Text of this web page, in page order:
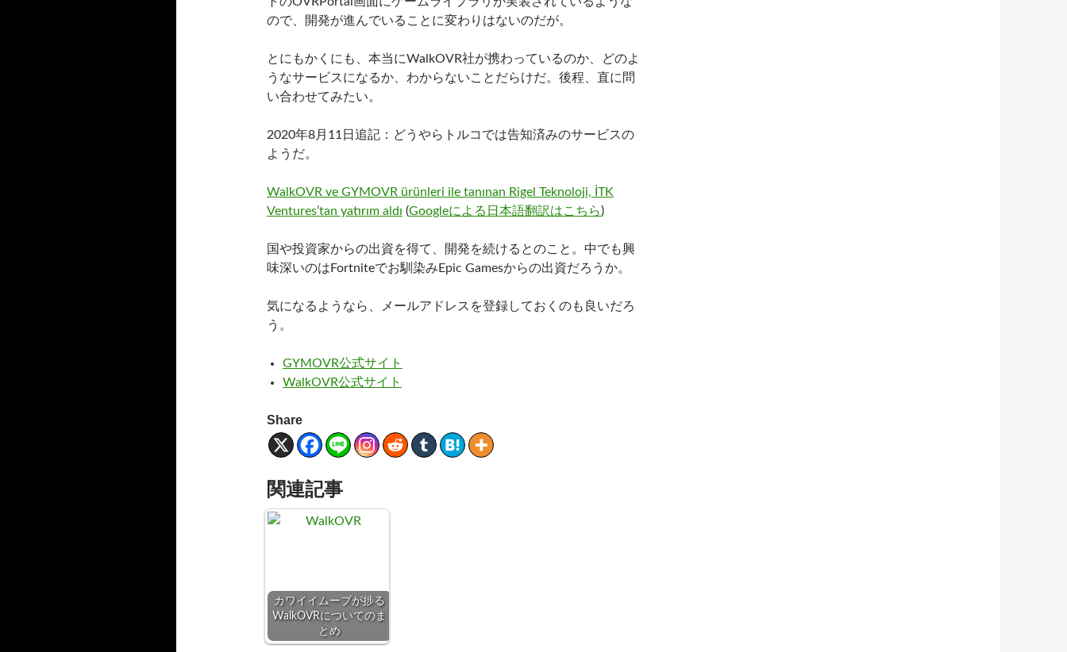
ので、開発が進んでいることに変わりはないのだが。
とにもかくにも、本当にWalkOVR社が携わっているのか、どのよ
うなサービスになるか、わからないことだらけだ。後程、直に問
い合わせてみたい。
2020年8月11日追記：どうやらトルコでは告知済みのサービスの
ようだ。
WalkOVR ve GYMOVR ürünleri ile tanınan Rigel Teknoloji, İTK
Ventures’tan yatırım aldı (Googleによる日本語翻訳はこちら)
国や投資家からの出資を得て、開発を続けるとのこと。中でも興
味深いのはFortniteでお馴染みEpic Gamesからの出資だろうか。
気になるようなら、メールアドレスを登録しておくのも良いだろ
う。
GYMOVR公式サイト
WalkOVR公式サイト
Share
関連記事
カワイイムーブが捗る
WalkOVRについてのま
とめ